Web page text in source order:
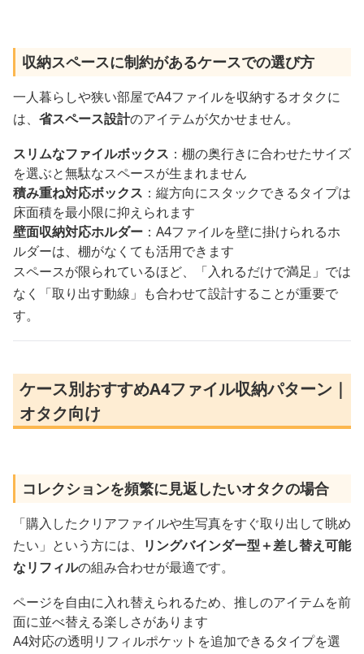
収納スペースに制約があるケースでの選び方
一人暮らしや狭い部屋でA4ファイルを収納するオタクに
は、 省スペース設計のアイテムが欠かせません。
スリムなファイルボックス ：棚の奥行きに合わせたサイズ
を選ぶと無駄なスペースが生まれません
積み重ね対応ボックス ：縦方向にスタックできるタイプは
床面積を最小限に抑えられます
壁面収納対応ホルダー ：A4ファイルを壁に掛けられるホ
ルダーは、棚がなくても活用できます
スペースが限られているほど、「入れるだけで満足」では
なく「取り出す動線」も合わせて設計することが重要で
す。
ケース別おすすめA4ファイル収納パターン｜
オタク向け
コレクションを頻繁に見返したいオタクの場合
「購入したクリアファイルや生写真をすぐ取り出して眺め
たい」という方には、
リングバインダー型＋差し替え可能
なリフィルの組み合わせが最適です。
ページを自由に入れ替えられるため、推しのアイテムを前
面に並べ替える楽しさがあります
A4対応の透明リフィルポケットを追加できるタイプを選